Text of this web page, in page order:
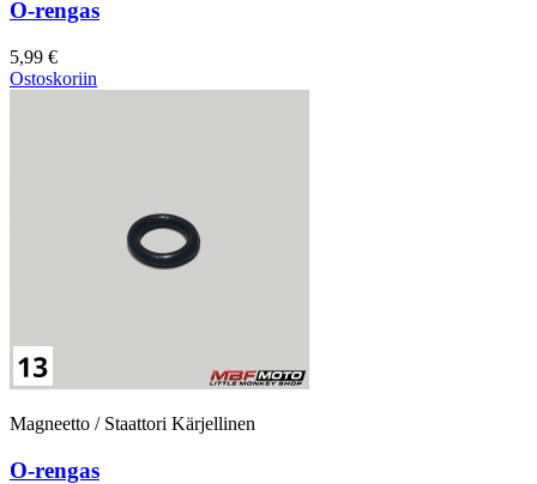
O-rengas
5,99 €
Ostoskoriin
Magneetto / Staattori Kärjellinen
O-rengas